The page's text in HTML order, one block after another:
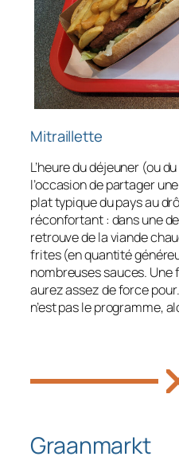
Mitraillette
L’heure du déjeuner (ou
l’occasion de partager
plat typique du pays au
réconfortant : dans une
retrouve de la viande
frites (en quantité
nombreuses sauces.
aurez assez de force
n’est pas le programme,
Graanmarkt